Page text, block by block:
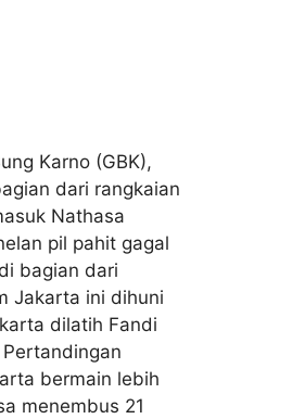
Karno (GBK),
dari rangkaian
Nathasa
pil pahit gagal
bagian dari
Jakarta ini dihuni
dilatih Fandi
bermain lebih
menembus 21